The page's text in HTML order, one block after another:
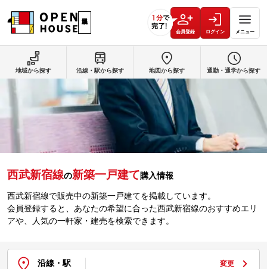
会員登録 ログイン メニュー
西武新宿線の新築一戸建て購入情報
西武新宿線で販売中の新築一戸建てを掲載しています。
会員登録すると、あなたの希望に合った西武新宿線のおすすめエリ
アや、人気の一軒家・建売を検索できます。
沿線・駅 変更
地域から探す 沿線・駅から探す 地図から探す 通勤・通学から探す